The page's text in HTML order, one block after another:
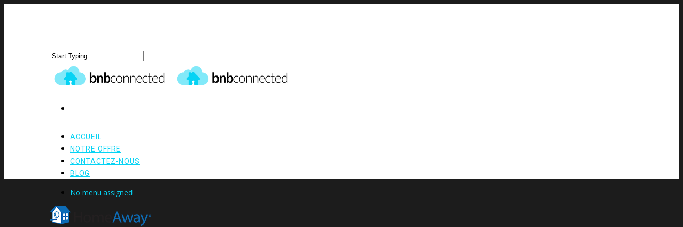
ACCUEIL
NOTRE OFFRE
CONTACTEZ-NOUS
BLOG
No menu assigned!